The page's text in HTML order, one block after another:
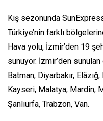
Kış sezonunda
Türkiye’nin farklı
Hava yolu, İzmir’den 19
sunuyor. İzmir’den
Batman, Diyarbakır,
Kayseri, Malatya, Mardin,
Şanlıurfa, Trabzon, Van.